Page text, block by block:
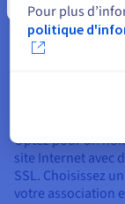
Bonnes
Choix du
Optez pour un
site Internet avec
SSL. Choisissez
votre association
Pour plus
politique